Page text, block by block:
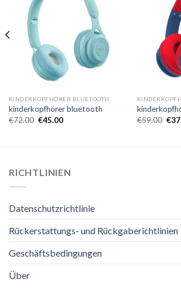
KINDERKOPFHÖRER BLUETOOTH
kinderkopfhörer bluetooth
€72.00 €45.00
€59.00 €
RICHTLINIEN
Datenschutzrichtlinie
Rückerstattungs- und Rückgaberichtlinien
Geschäftsbedingungen
Über